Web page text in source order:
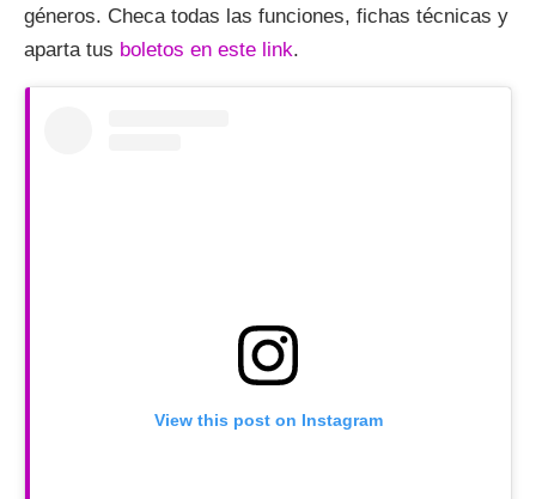
géneros. Checa todas las funciones, fichas técnicas y
aparta tus boletos en este link.
View this post on Instagram